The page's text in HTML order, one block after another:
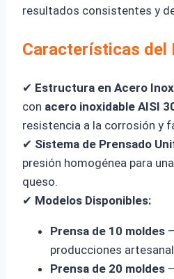
resultados consistentes y
Características del
✔ Estructura en Acero
con acero inoxidable AISI
resistencia a la corrosión y
✔ Sistema de Prensado
presión homogénea para
queso.
✔ Modelos Disponibles:
Prensa de 10 moldes
producciones
Prensa de 20 moldes